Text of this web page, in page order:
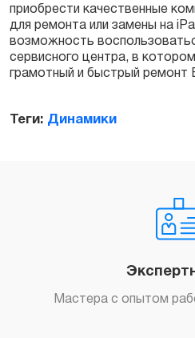
приобрести качественные
для ремонта или замены на
возможность
сервисного центра, в
грамотный и быстрый ремонт
Теги: Динамики
Мастера с опытом